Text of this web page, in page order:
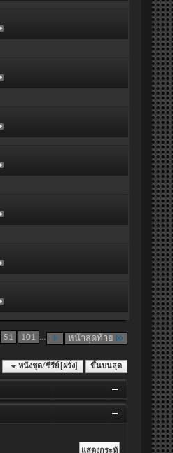
51 101 ... หน้าสุดท้าย
หนังชุด/ซีรีย์ [ฝรั่ง] ขึ้นบนสุด